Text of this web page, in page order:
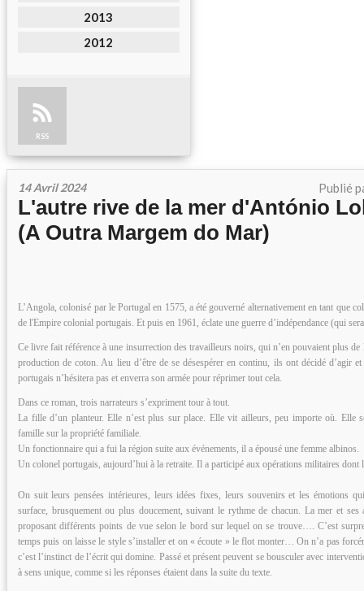
2013
2012
RSS
14 Avril 2024 Publié
L'autre rive de la mer d'António
(A Outra Margem do Mar)
L’Angola, colonisé par le Portugal en 1575, a été gouverné alternativement en tant que
de l'Empire colonial portugais. Et puis en 1961, éclate une guerre d’indépendance (qui
Ce livre fait référence à une insurrection des travailleurs noirs, qui n’en pouvaient plus
production de coton. Au lieu d’être de se désespérer en continu, ils ont décidé d’agir
portugais n’hésitera pas et enverra son armée pour réprimer tout cela.
Dans ce roman, trois narrateurs s’expriment tour à tout.
La fille d’un planteur. Elle n’est plus sur place. Elle vit ailleurs, peu importe où. Elle
famille sur la propriété familiale.
Un fonctionnaire qui a fui la région suite aux événements, il a épousé une femme albinos.
Un colonel portugais, aujourd’hui à la retraite. Il a participé aux opérations militaires dont
On suit leurs pensées intérieures, leurs idées fixes, leurs souvenirs et les émotions
surface, brusquement ou plus doucement, suivant le rythme de chacun. La mer et ses
proposant différents points de vue selon le bord sur lequel on se trouve…. C’est
temps puis on laisse le style s’installer et on « écoute » le flot monter… On n’a pas
c’est l’instinct de l’écrit qui domine. Passé et présent peuvent se bousculer avec
à sens unique, comme si les réponses étaient dans la suite du texte.